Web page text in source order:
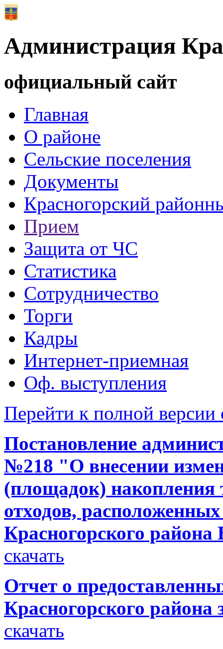
Администрация
официальный сайт
Главная
О районе
Сельские поселения
Документы
Красногорский
Прием
Защита от ЧС
Статистика
Сотрудничество
Торги
Кадры
Интернет-приемная
Оф. выступления
Перейти к полной версии
Постановление
№218 "О внесении
(площадок)
отходов,
Красногорского
скачать
Отчет о
Красногорского района
скачать